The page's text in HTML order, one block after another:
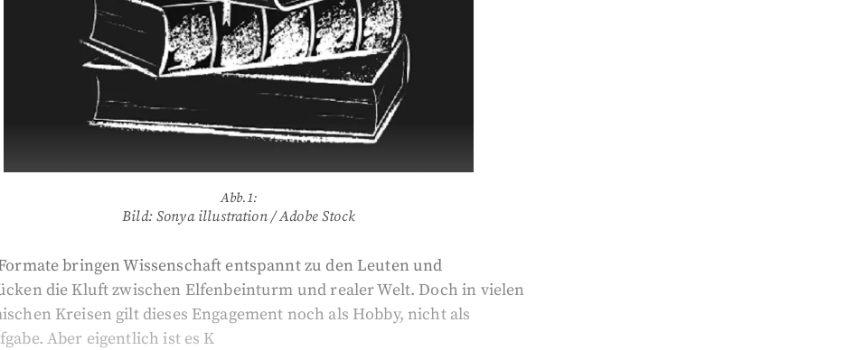
Abb.1:
Bild: Sonya illustration / Adobe Stock
bringen Wissenschaft entspannt zu den Leuten und
die Kluft zwischen Elfenbeinturm und realer Welt. Doch in vielen
Kreisen gilt dieses Engagement noch als Hobby, nicht als
Aber eigentlich ist es K